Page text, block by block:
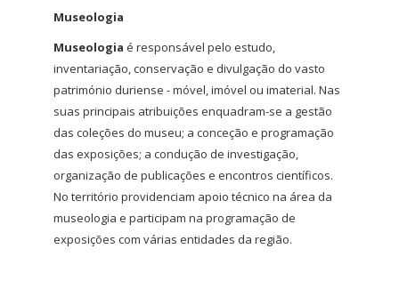
Museologia
Museologia é responsável pelo estudo,
inventariação, conservação e divulgação do vasto
património duriense - móvel, imóvel ou imaterial. Nas
suas principais atribuições enquadram-se a gestão
das coleções do museu; a conceção e programação
das exposições; a condução de investigação,
organização de publicações e encontros científicos.
No território providenciam apoio técnico na área da
museologia e participam na programação de
exposições com várias entidades da região.